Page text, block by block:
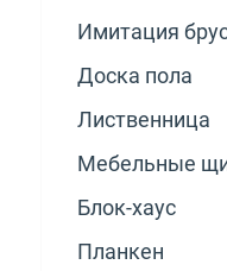
Имитация
Доска пола
Лиственница
Мебельные
Блок-хаус
Планкен